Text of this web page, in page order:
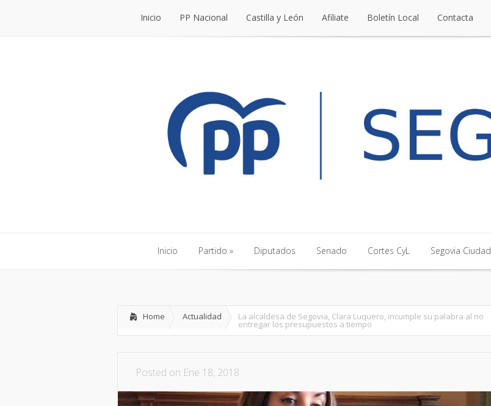
Inicio PP Nacional Castilla y León Afiliate Boletín Local Contacta
Inicio Partido Diputados Senado Cortes CyL Segovia Ciudad
Home Actualidad La alcaldesa de Segovia, Clara Luquero, incumple su palabra al no
entregar los presupuestos a tiempo
Posted on Ene 18, 2018